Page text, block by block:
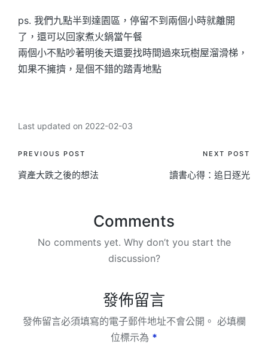
ps. 我們九點半到達園區，停留不到兩個小時就離開
了，還可以回家煮火鍋當午餐
兩個小不點吵著明後天還要找時間過來玩樹屋溜滑梯，
如果不擁擠，是個不錯的踏青地點
Last updated on 2022-02-03
Post
navigation
PREVIOUS POST
資產大跌之後的想法
NEXT POST
讀書心得：追日逐光
Comments
No comments yet. Why don’t you start the
discussion?
發佈留言
發佈留言必須填寫的電子郵件地址不會公開。 必填欄
位標示為 *